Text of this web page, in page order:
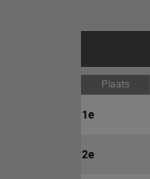
Plaats
1e
2e